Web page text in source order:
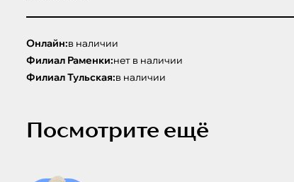
Онлайн:в наличии
Филиал Раменки:нет в наличии
Филиал Тульская:в наличии
Посмотрите ещё